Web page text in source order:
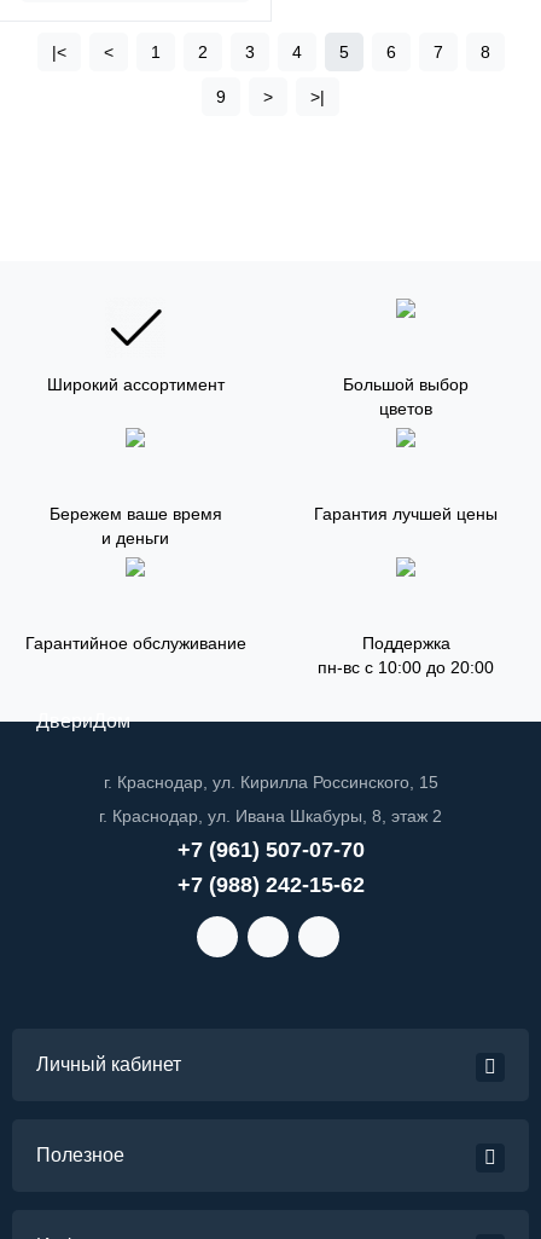
|< < 1 2 3 4 5 6 7 8
9 > >|
Широкий ассортимент
Большой выбор
цветов
Бережем ваше время
и деньги
Гарантия лучшей цены
Гарантийное обслуживание
Поддержка
пн-вс с 10:00 до 20:00
ДвериДом
г. Краснодар, ул. Кирилла Россинского, 15
г. Краснодар, ул. Ивана Шкабуры, 8, этаж 2
+7 (961) 507-07-70
+7 (988) 242-15-62
Личный кабинет
Полезное